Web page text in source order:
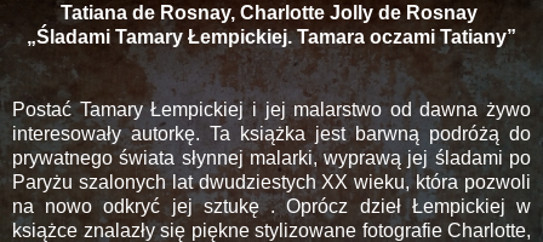
Tatiana de Rosnay, Charlotte Jolly de Rosnay
„Śladami Tamary Łempickiej. Tamara oczami Tatiany”
Postać Tamary Łempickiej i jej malarstwo od dawna żywo
interesowały autorkę. Ta książka jest barwną podróżą do
prywatnego świata słynnej malarki, wyprawą jej śladami po
Paryżu szalonych lat dwudziestych XX wieku, która pozwoli
na nowo odkryć jej sztukę . Oprócz dzieł Łempickiej w
książce znalazły się piękne stylizowane fotografie Charlotte,